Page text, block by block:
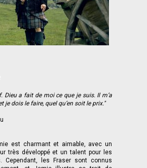
Dieu a fait de moi ce que je suis. Il m’a
je dois le faire, quel qu’en soit le prix."
est charmant et aimable, avec un
très développé et un talent pour les
Cependant, les Fraser sont connus